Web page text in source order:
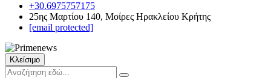
+30.6975757175
25ης Μαρτίου 140, Μοίρες Ηρακλείου Κρήτης
[email protected]
Κλείσιμο